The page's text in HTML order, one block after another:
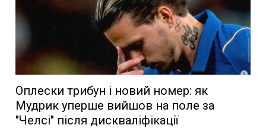
Оплески трибун і новий номер: як
Мудрик уперше вийшов на поле за
"Челсі" після дискваліфікації